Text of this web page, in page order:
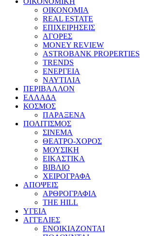
ΟΙΚΟΝΟΜΙΑ
REAL ESTATE
ΕΠΙΧΕΙΡΗΣΕΙΣ
ΑΓΟΡΕΣ
MONEY REVIEW
ASTROBANK PROPERTIES
TRENDS
ΕΝΕΡΓΕΙΑ
ΝΑΥΤΙΛΙΑ
ΠΕΡΙΒΑΛΛΟΝ
ΕΛΛΑΔΑ
ΚΟΣΜΟΣ
ΠΑΡΑΞΕΝΑ
ΠΟΛΙΤΙΣΜΟΣ
ΣΙΝΕΜΑ
ΘΕΑΤΡΟ-ΧΟΡΟΣ
ΜΟΥΣΙΚΗ
ΕΙΚΑΣΤΙΚΑ
ΒΙΒΛΙΟ
ΧΕΙΡΟΓΡΑΦΑ
ΑΠΟΨΕΙΣ
ΑΡΘΡΟΓΡΑΦΙΑ
THE HILL
ΥΓΕΙΑ
ΑΓΓΕΛΙΕΣ
ΕΝΟΙΚΙΑΖΟΝΤΑΙ